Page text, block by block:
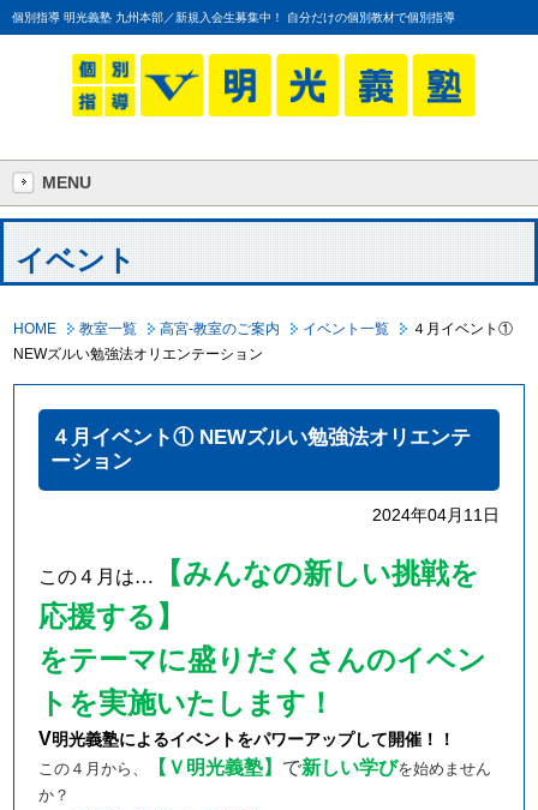
個別指導 明光義塾 九州本部／新規入会生募集中！ 自分だけの個別教材で個別指導
MENU
イベント
HOME 教室一覧 高宮-教室のご案内 イベント一覧
４月イベント①
NEWズルい勉強法オリエンテーション
４月イベント① NEWズルい勉強法オリエンテ
ーション
2024年04月11日
この４月は…
【みんなの新しい挑戦を
応援する】
をテーマに盛りだくさんのイベン
トを実施いたします！
V明光義塾によるイベントをパワーアップして開催！！
この４月から、
【Ｖ明光義塾】 で新しい学びを始めません
か？